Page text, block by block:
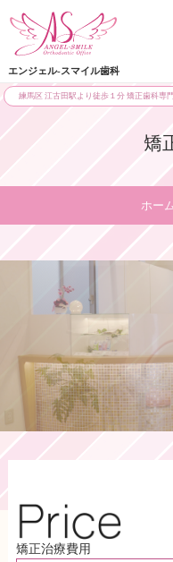
練馬区 江古田駅より徒歩１分 矯正歯科専
エンジェル-スマイル歯科
矯
ホー
矯正治療費用